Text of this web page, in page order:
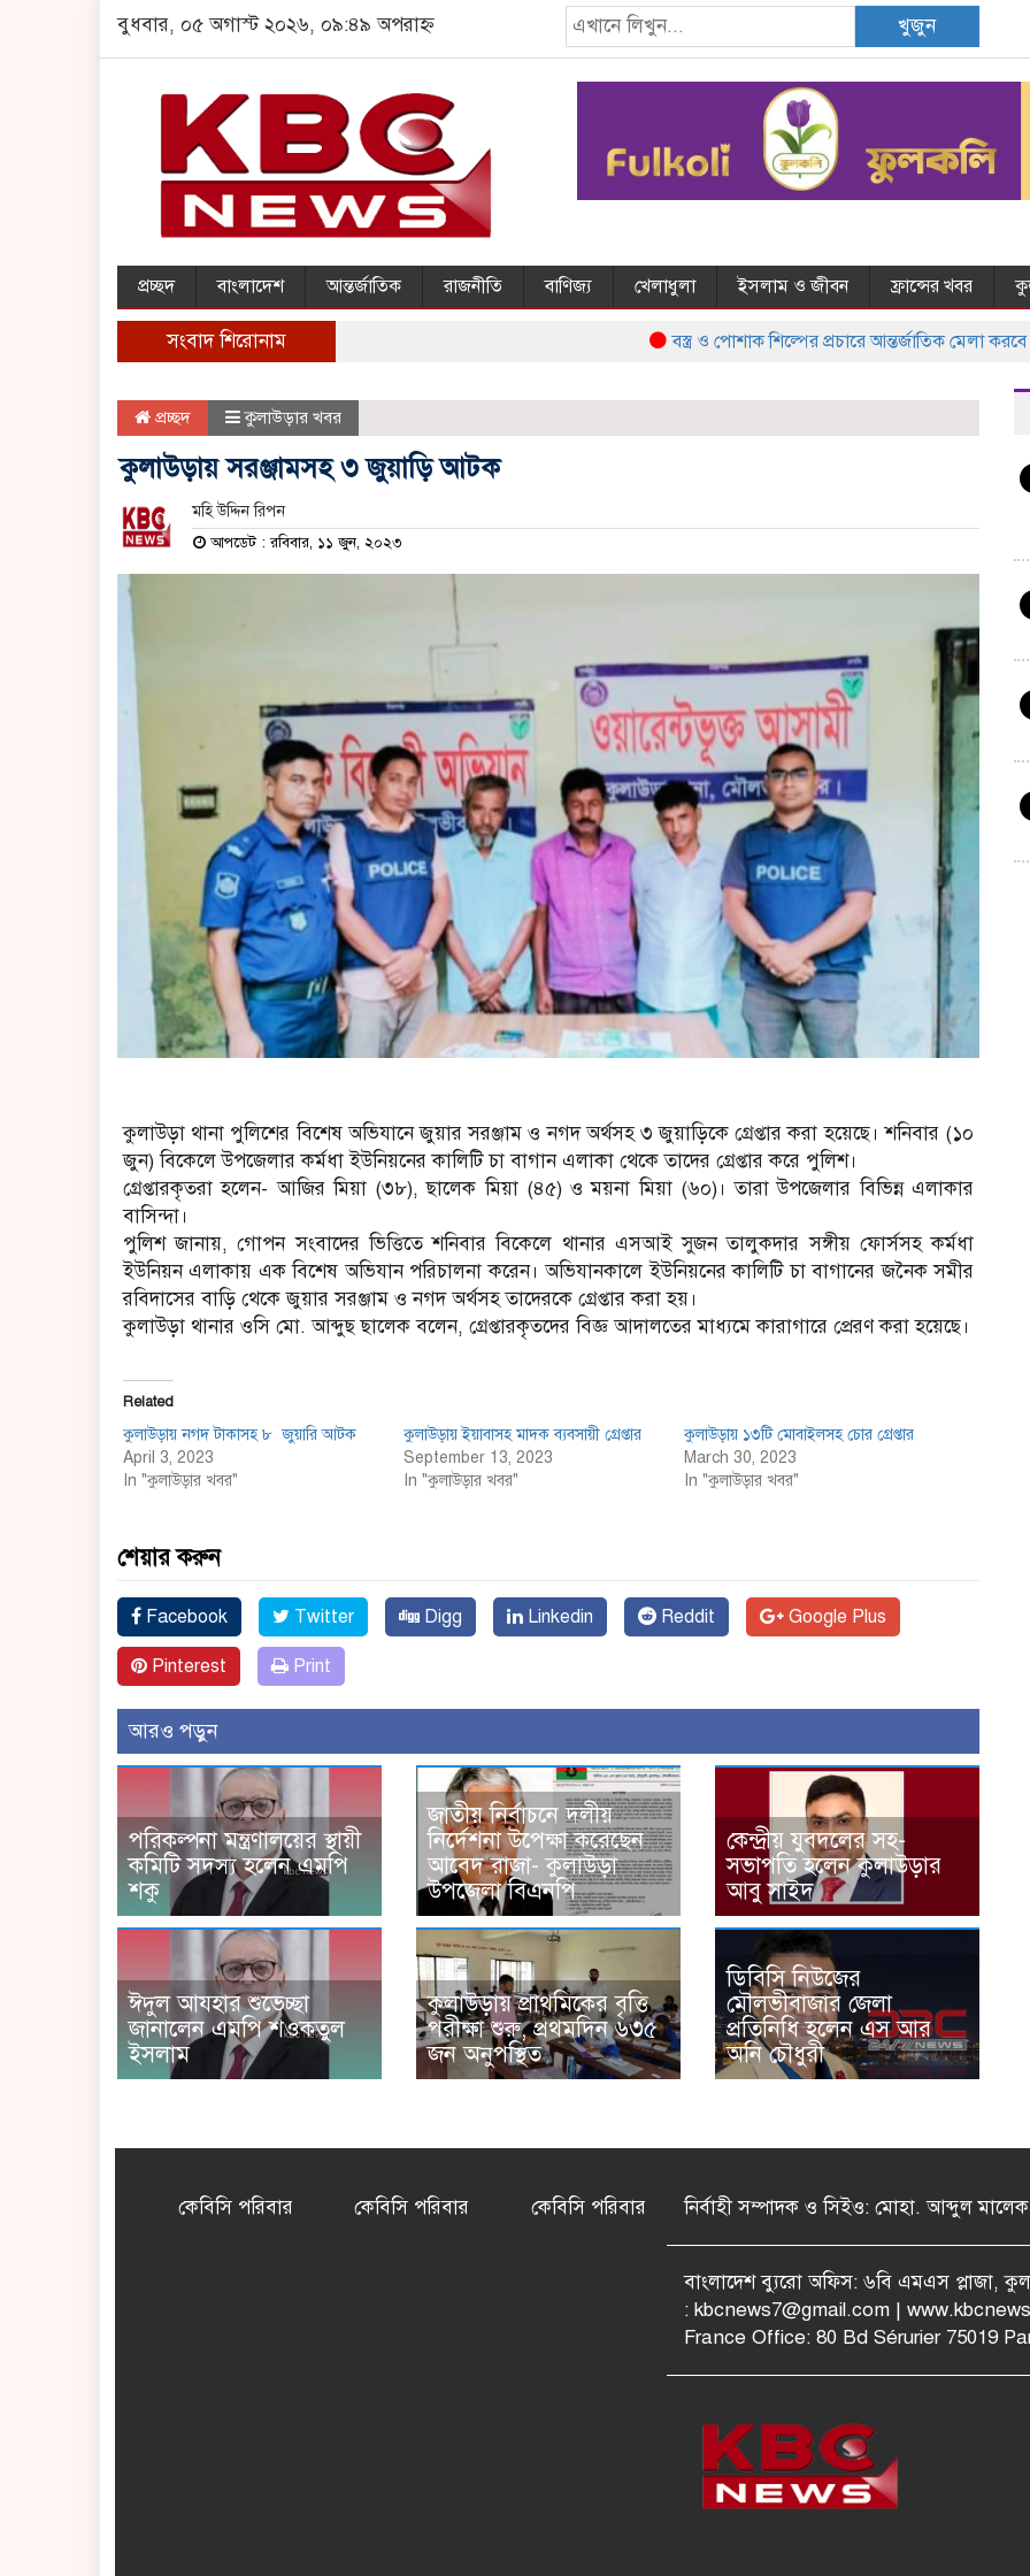
বুধবার, ০৫ অগাস্ট ২০২৬, ০৯:৪৯ অপরাহ্ন খুজুন
প্রচ্ছদ বাংলাদেশ আন্তর্জাতিক রাজনীতি বাণিজ্য খেলাধুলা ইসলাম ও জীবন ফ্রান্সের খবর
সংবাদ শিরোনাম বস্ত্র ও পোশাক শিল্পের প্রচারে আন্তর্জাতিক মেলা করবে
প্রচ্ছদ কুলাউড়ার খবর
কুলাউড়ায় সরঞ্জামসহ ৩ জুয়াড়ি আটক
মহি উদ্দিন রিপন
আপডেট : রবিবার, ১১ জুন, ২০২৩
কুলাউড়া থানা পুলিশের বিশেষ অভিযানে জুয়ার সরঞ্জাম ও নগদ অর্থসহ ৩ জুয়াড়িকে গ্রেপ্তার করা হয়েছে। শনিবার (১০
জুন) বিকেলে উপজেলার কর্মধা ইউনিয়নের কালিটি চা বাগান এলাকা থেকে তাদের গ্রেপ্তার করে পুলিশ।
গ্রেপ্তারকৃতরা হলেন- আজির মিয়া (৩৮), ছালেক মিয়া (৪৫) ও ময়না মিয়া (৬০)। তারা উপজেলার বিভিন্ন এলাকার
বাসিন্দা।
পুলিশ জানায়, গোপন সংবাদের ভিত্তিতে শনিবার বিকেলে থানার এসআই সুজন তালুকদার সঙ্গীয় ফোর্সসহ কর্মধা
ইউনিয়ন এলাকায় এক বিশেষ অভিযান পরিচালনা করেন। অভিযানকালে ইউনিয়নের কালিটি চা বাগানের জনৈক সমীর
রবিদাসের বাড়ি থেকে জুয়ার সরঞ্জাম ও নগদ অর্থসহ তাদেরকে গ্রেপ্তার করা হয়।
কুলাউড়া থানার ওসি মো. আব্দুছ ছালেক বলেন, গ্রেপ্তারকৃতদের বিজ্ঞ আদালতের মাধ্যমে কারাগারে প্রেরণ করা হয়েছে।
Related
কুলাউড়ায় নগদ টাকাসহ ৮ জুয়ারি আটক
April 3, 2023
In "কুলাউড়ার খবর"
কুলাউড়ায় ইয়াবাসহ মাদক ব্যবসায়ী গ্রেপ্তার
September 13, 2023
In "কুলাউড়ার খবর"
কুলাউড়ায় ১৩টি মোবাইলসহ চোর গ্রেপ্তার
March 30, 2023
In "কুলাউড়ার খবর"
শেয়ার করুন
Facebook Twitter Digg Linkedin Reddit Google Plus
Pinterest Print
আরও পড়ুন
পরিকল্পনা মন্ত্রণালয়ের স্থায়ী
কমিটি সদস্য হলেন এমপি
শকু
জাতীয় নির্বাচনে দলীয়
নির্দেশনা উপেক্ষা করেছেন
আবেদ রাজা- কুলাউড়া
উপজেলা বিএনপি
কেন্দ্রীয় যুবদলের সহ-
সভাপতি হলেন কুলাউড়ার
আবু সাইদ
ঈদুল আযহার শুভেচ্ছা
জানালেন এমপি শওকতুল
ইসলাম
কুলাউড়ায় প্রাথমিকের বৃত্তি
পরীক্ষা শুরু, প্রথমদিন ৬৩৫
জন অনুপস্থিত
ডিবিসি নিউজের
মৌলভীবাজার জেলা
প্রতিনিধি হলেন এস আর
অনি চৌধুরী
কেবিসি পরিবার কেবিসি পরিবার কেবিসি পরিবার নির্বাহী সম্পাদক ও সিইও: মোহা. আব্দুল
বাংলাদেশ ব্যুরো অফিস: ৬বি এমএস প্লাজা,
: kbcnews7@gmail.com |
France Office: 80 Bd Sérurier 75019